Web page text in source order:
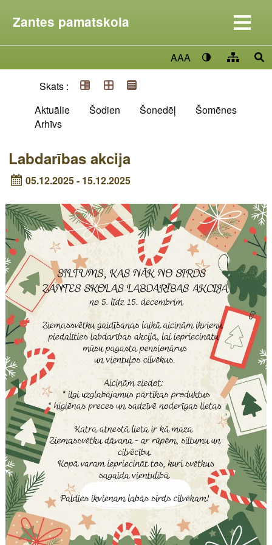
Zantes pamatskola
AAA
Skats :
Aktuālie
Šodien Šonedēļ
Šomēnes
Arhīvs
Labdarības akcija
05.12.2025 - 15.12.2025